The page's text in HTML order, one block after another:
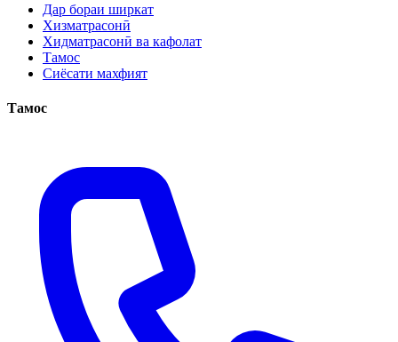
Дар бораи ширкат
Хизматрасонӣ
Хидматрасонӣ ва кафолат
Тамос
Сиёсати махфият
Тамос